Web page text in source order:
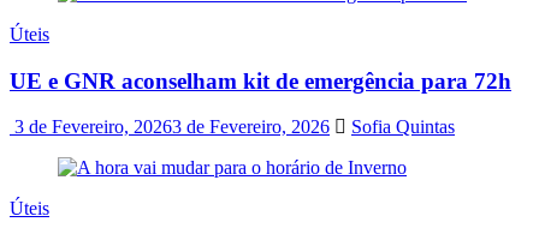
Úteis
UE e GNR aconselham kit de emergência para 72h
3 de Fevereiro, 20263 de Fevereiro, 2026 Sofia Quintas
Úteis